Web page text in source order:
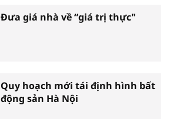
Đưa giá nhà về “giá trị thực"
Quy hoạch mới tái định hình bất
động sản Hà Nội